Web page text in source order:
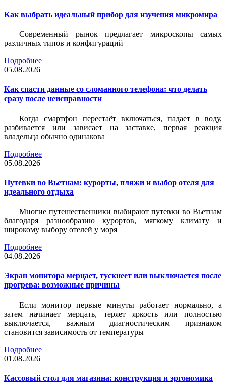
Как выбрать идеальный прибор для изучения микромира
Современный рынок предлагает микроскопы самых
различных типов и конфигураций
Подробнее
05.08.2026
Как спасти данные со сломанного телефона: что делать
сразу после неисправности
Когда смартфон перестаёт включаться, падает в воду,
разбивается или зависает на заставке, первая реакция
владельца обычно одинакова
Подробнее
05.08.2026
Путевки во Вьетнам: курорты, пляжи и выбор отеля для
идеального отдыха
Многие путешественники выбирают путевки во Вьетнам
благодаря разнообразию курортов, мягкому климату и
широкому выбору отелей у моря
Подробнее
04.08.2026
Экран монитора мерцает, тускнеет или выключается после
прогрева: возможные причины
Если монитор первые минуты работает нормально, а
затем начинает мерцать, теряет яркость или полностью
выключается, важным диагностическим признаком
становится зависимость от температуры
Подробнее
01.08.2026
Кассовый стол для магазина: конструкция и эргономика